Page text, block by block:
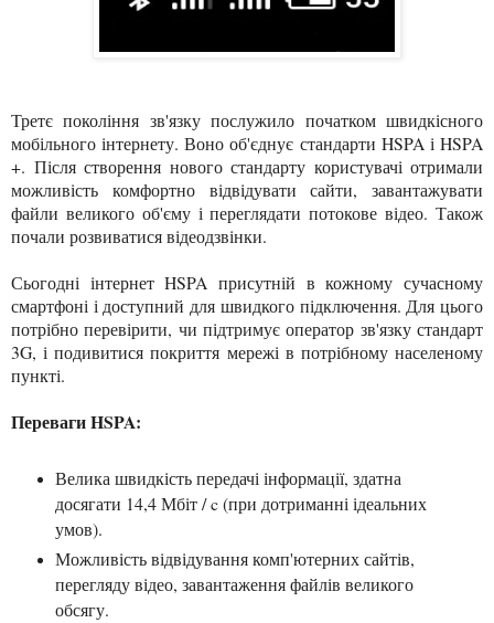
Третє покоління зв'язку послужило початком швидкісного
мобільного інтернету. Воно об'єднує стандарти HSPA і HSPA
+. Після створення нового стандарту користувачі отримали
можливість комфортно відвідувати сайти, завантажувати
файли великого об'єму і переглядати потокове відео. Також
почали розвиватися відеодзвінки.
Сьогодні інтернет HSPA присутній в кожному сучасному
смартфоні і доступний для швидкого підключення. Для цього
потрібно перевірити, чи підтримує оператор зв'язку стандарт
3G, і подивитися покриття мережі в потрібному населеному
пункті.
Переваги HSPA:
Велика швидкість передачі інформації, здатна
досягати 14,4 Мбіт / c (при дотриманні ідеальних
умов).
Можливість відвідування комп'ютерних сайтів,
перегляду відео, завантаження файлів великого
обсягу.